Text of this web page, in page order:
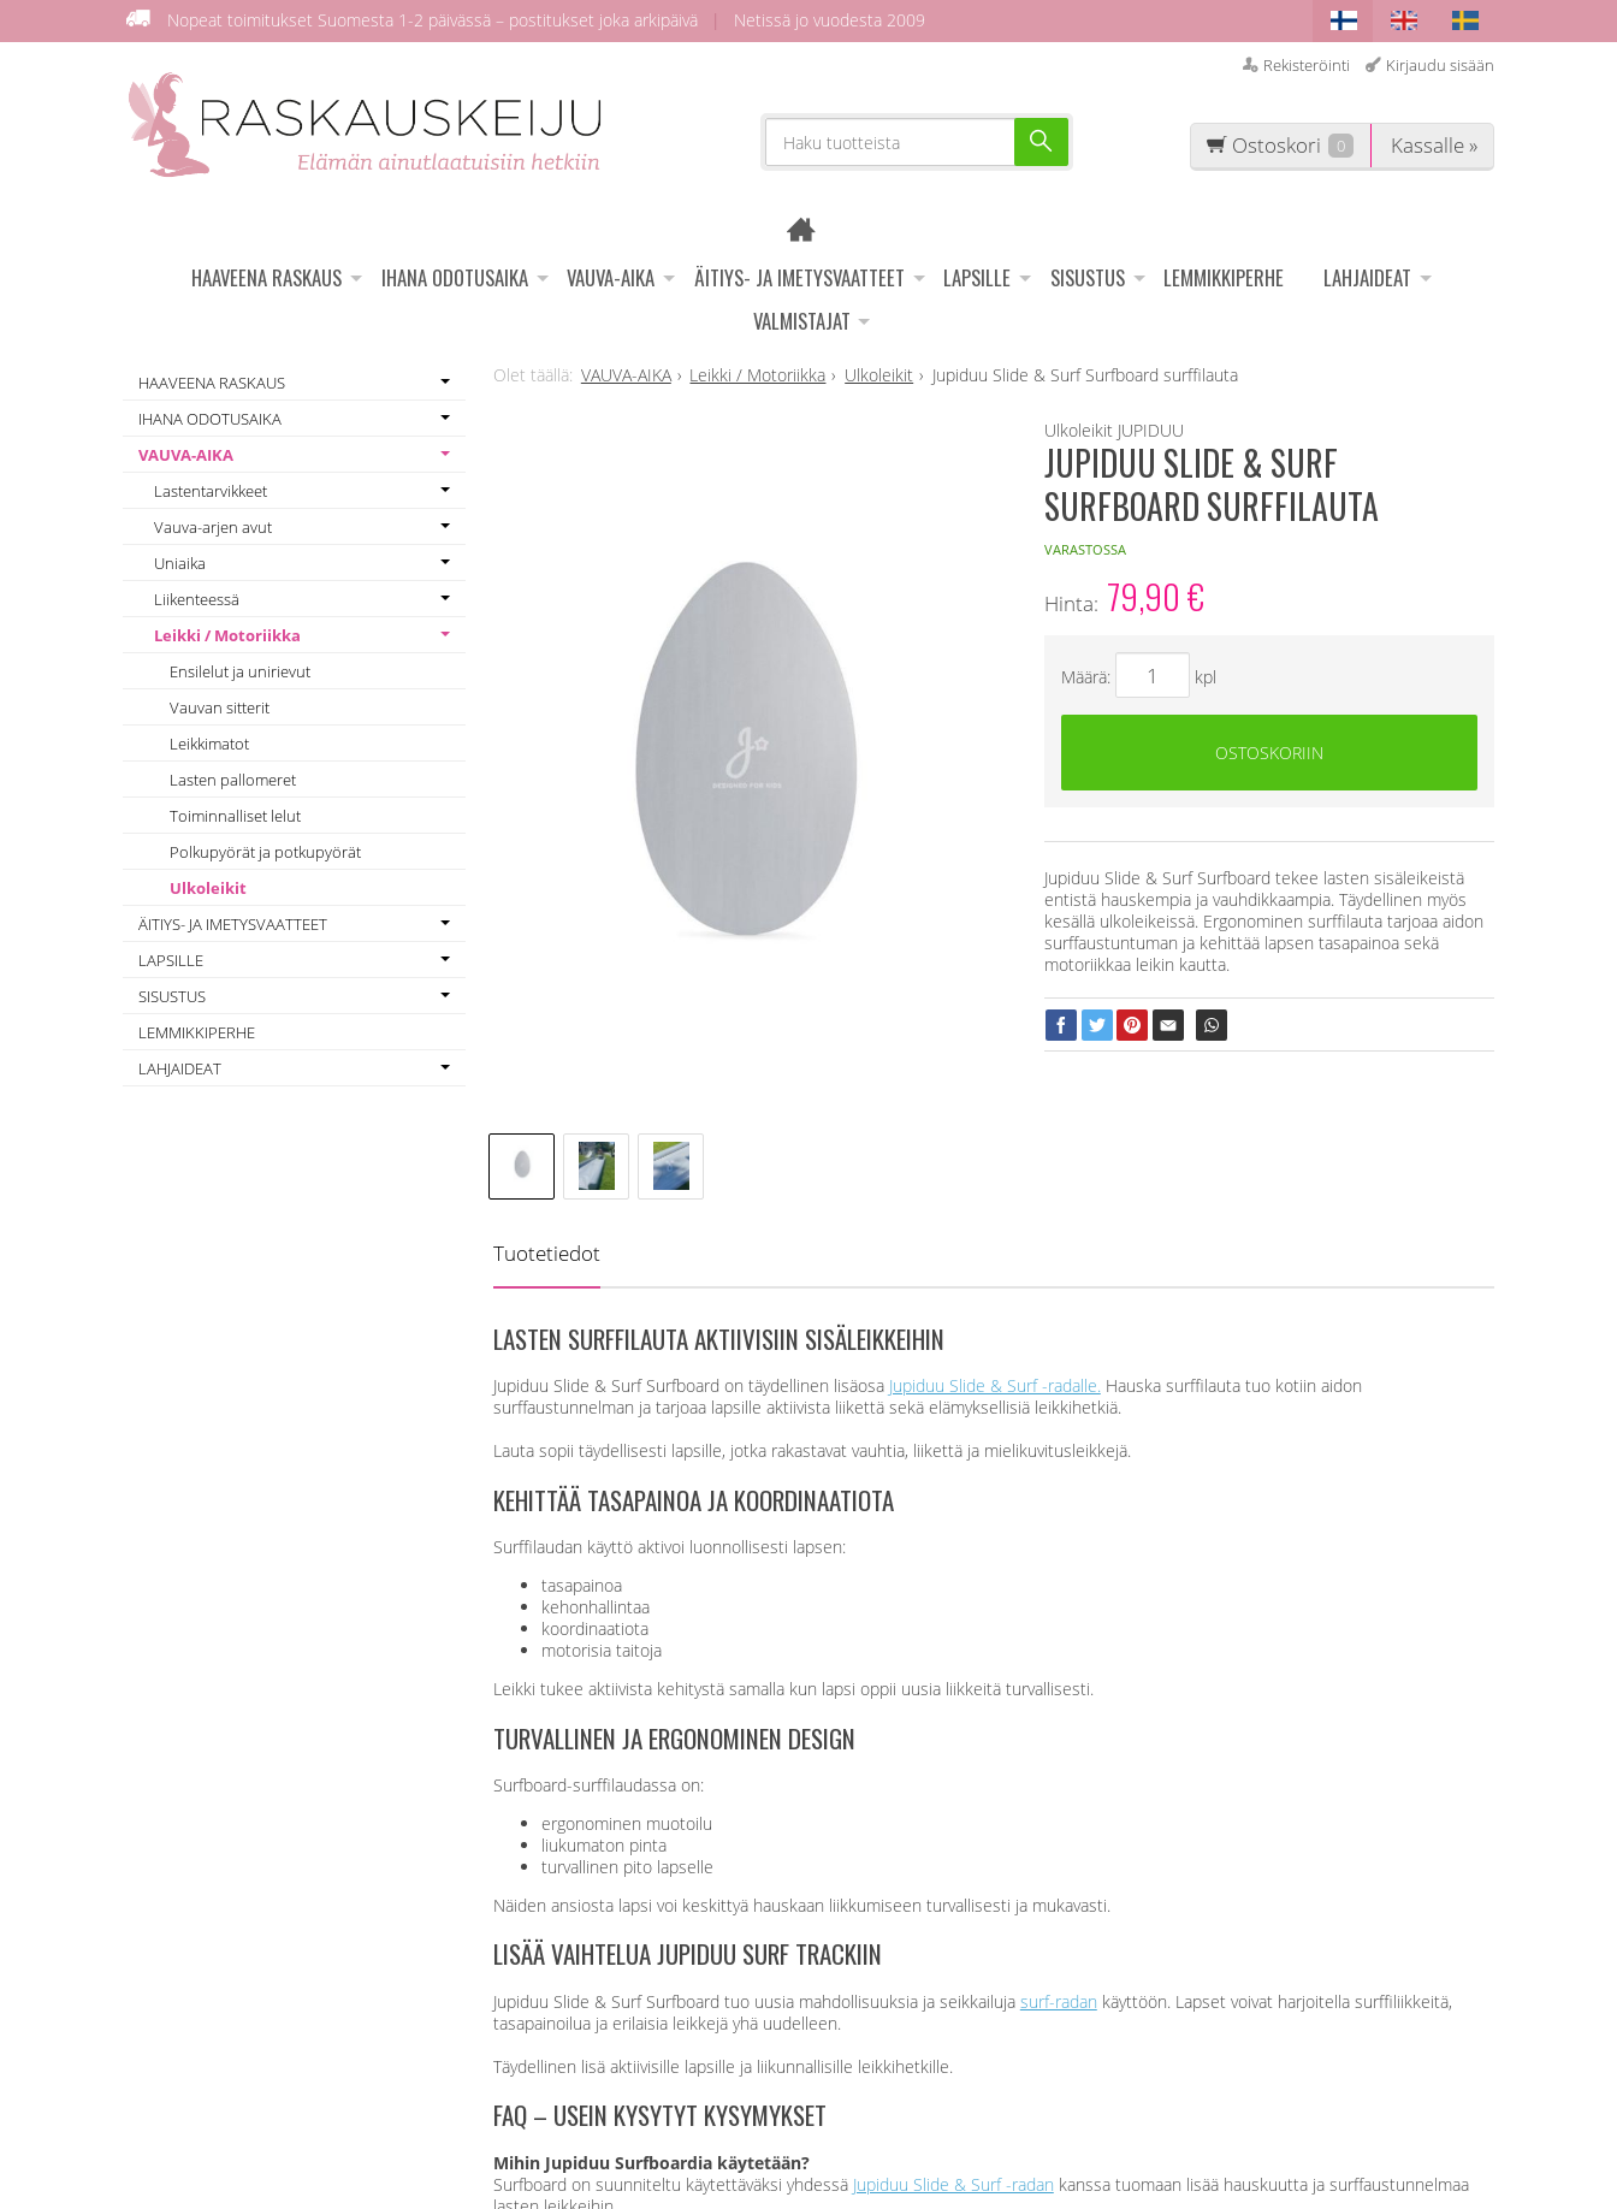
Nopeat toimitukset Suomesta 1-2 päivässä – postitukset joka arkipäivä | Netissä jo vuodesta 2009
Rekisteröinti Kirjaudu sisään
Ostoskori 0 Kassalle »
HAAVEENA RASKAUS IHANA ODOTUSAIKA VAUVA-AIKA ÄITIYS- JA IMETYSVAATTEET LAPSILLE SISUSTUS LEMMIKKIPERHE
LAHJAIDEAT
VALMISTAJAT
VAUVA-AIKA Leikki / Motoriikka Ulkoleikit Jupiduu Slide & Surf Surfboard surffilauta
Ulkoleikit JUPIDUU
JUPIDUU SLIDE & SURF
SURFBOARD SURFFILAUTA
VARASTOSSA
Hinta: 79,90€
Määrä: kpl
OSTOSKORIIN
Jupiduu Slide & Surf Surfboard tekee lasten sisäleikeistä
entistä hauskempia ja vauhdikkaampia. Täydellinen myös
kesällä ulkoleikeissä. Ergonominen surffilauta tarjoaa aidon
surffaustuntuman ja kehittää lapsen tasapainoa sekä
motoriikkaa leikin kautta.
Tuotetiedot
LASTEN SURFFILAUTA AKTIIVISIIN SISÄLEIKKEIHIN
Jupiduu Slide & Surf Surfboard on täydellinen lisäosa Jupiduu Slide & Surf -radalle.Hauska surffilauta tuo kotiin aidon
surffaustunnelman ja tarjoaa lapsille aktiivista liikettä sekä elämyksellisiä leikkihetkiä.
Lauta sopii täydellisesti lapsille, jotka rakastavat vauhtia, liikettä ja mielikuvitusleikkejä.
KEHITTÄÄ TASAPAINOA JA KOORDINAATIOTA
Surffilaudan käyttö aktivoi luonnollisesti lapsen:
tasapainoa
kehonhallintaa
koordinaatiota
motorisia taitoja
Leikki tukee aktiivista kehitystä samalla kun lapsi oppii uusia liikkeitä turvallisesti.
TURVALLINEN JA ERGONOMINEN DESIGN
Surfboard-surffilaudassa on:
ergonominen muotoilu
liukumaton pinta
turvallinen pito lapselle
Näiden ansiosta lapsi voi keskittyä hauskaan liikkumiseen turvallisesti ja mukavasti.
LISÄÄ VAIHTELUA JUPIDUU SURF TRACKIIN
Jupiduu Slide & Surf Surfboard tuo uusia mahdollisuuksia ja seikkailuja surf-radan käyttöön. Lapset voivat harjoitella surffiliikkeitä,
tasapainoilua ja erilaisia leikkejä yhä uudelleen.
Täydellinen lisä aktiivisille lapsille ja liikunnallisille leikkihetkille.
FAQ – USEIN KYSYTYT KYSYMYKSET
Mihin Jupiduu Surfboardia käytetään?
Surfboard on suunniteltu käytettäväksi yhdessä Jupiduu Slide & Surf -radan kanssa tuomaan lisää hauskuutta ja surffaustunnelmaa
HAAVEENA RASKAUS
IHANA ODOTUSAIKA
VAUVA-AIKA
Lastentarvikkeet
Vauva-arjen avut
Uniaika
Liikenteessä
Leikki / Motoriikka
Ensilelut ja unirievut
Vauvan sitterit
Leikkimatot
Lasten pallomeret
Toiminnalliset lelut
Polkupyörät ja potkupyörät
Ulkoleikit
ÄITIYS- JA IMETYSVAATTEET
LAPSILLE
SISUSTUS
LEMMIKKIPERHE
LAHJAIDEAT